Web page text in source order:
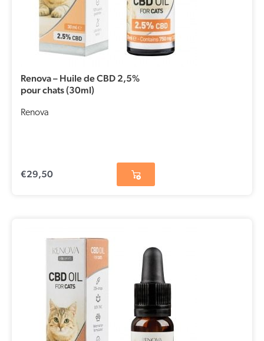
Renova – Huile de CBD 2,5%
pour chats (30ml)
Renova
€29,50